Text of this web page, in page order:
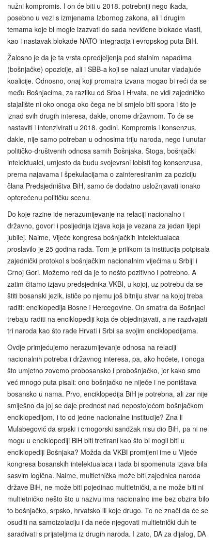
nužni kompromis. I on će biti u 2018. potrebniji nego ikada,
posebno u vezi s izmjenama Izbornog zakona, ali i drugim
temama koje bi mogle izazvati do sada neviđene blokade vlasti,
kao i nastavak blokade NATO integracija i evropskog puta BiH.
Žalosno je da je ta vrsta opredjeljenja pod stalnim napadima
(bošnjačke) opozicije, ali i SBB-a koji se nalazi unutar vladajuće
koalicije. Odnosno, onaj koji promatra izvana mogao bi reći da se
među Bošnjacima, za razliku od Srba i Hrvata, ne vidi zajedničko
stajalište ni oko onoga oko čega ne bi smjelo biti spora i što je
iznad svih drugih interesa, dakle, onome državnom. To će se
nastaviti i intenzivirati u 2018. godini. Kompromis i konsenzus,
dakle, nije samo potreban u odnosima triju naroda, nego i unutar
političko-društvenih odnosa samih Bošnjaka. Stoga, bošnjački
intelektualci, umjesto da budu svojevrsni lobisti tog konsenzusa,
prema najavama i špekulacijama o zainteresiranim za poziciju
člana Predsjedništva BiH, samo će dodatno usložnjavati ionako
opterećenu političku scenu.
Do koje razine ide nerazumijevanje na relaciji nacionalno i
državno, govori i posljednja izjava koja je vezana za jedan lijepi
jubilej. Naime, Vijeće kongresa bošnjačkih intelektualaca
proslavilo je 25 godina rada. Tom je prilikom ta institucija potpisala
zajednički protokol s bošnjačkim nacionalnim vijećima u Srbiji i
Crnoj Gori. Možemo reći da je to nešto pozitivno i potrebno. A
zatim čitamo izjavu predsjednika VKBI, u kojoj, uz potrebu da se
štiti bosanski jezik, ističe po njemu još bitniju stvar na kojoj treba
raditi: enciklopedija Bosne i Hercegovine. On smatra da Bošnjaci
trebaju raditi na enciklopediji koja će objedinjavati, a ne razdvajati
tri naroda kao što rade Hrvati i Srbi sa svojim enciklopedijama.
Ovdje primjećujemo nerazumijevanje odnosa na relaciji
nacionalnih potreba i državnog interesa, pa, ako hoćete, i onoga
što umjetno zovemo probosansko i probošnjačko, jer kako smo
već mnogo puta pisali: ono bošnjačko ne niječe i ne poništava
bosansko u nama. Prvo, enciklopedija BiH je potrebna, ali zar nije
smiješno da joj se daje prednost nad nepostojećom bošnjačkom
enciklopedijom, i to od jedne nacionalne institucije? Zna li
Mulabegović da srpski i crnogorski sandžak nisu dio BiH, pa ni ne
mogu u enciklopediji BiH biti tretirani kao što bi mogli biti u
enciklopediji Bošnjaka? Možda da VKBI promijeni ime u Vijeće
kongresa bosanskih intelektualaca i tada bi spomenuta izjava bila
sasvim logična. Naime, multietnička može biti zajednica naroda
države BiH, ne može biti pojedinac multietnički, a ne može biti ni
multietničko nešto što u nazivu ima nacionalno ime bez obzira bilo
to bošnjačko, srpsko, hrvatsko ili koje drugo. To ne znači da će se
osuditi na samoizolaciju i da neće njegovati multietnički duh te
sarađivati s prijateljima iz drugih naroda. I zato, DA za dijalog, DA